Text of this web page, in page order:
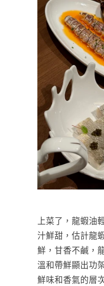
上菜了，龍蝦油
汁鮮甜，估計龍
鮮，甘香不鹹，
溫和帶鮮顯出功
鮮味和香氣的層